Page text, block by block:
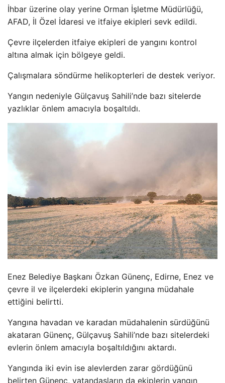
İhbar üzerine olay yerine Orman İşletme Müdürlüğü,
AFAD, İl Özel İdaresi ve itfaiye ekipleri sevk edildi.
Çevre ilçelerden itfaiye ekipleri de yangını kontrol
altına almak için bölgeye geldi.
Çalışmalara söndürme helikopterleri de destek veriyor.
Yangın nedeniyle Gülçavuş Sahili’nde bazı sitelerde
yazlıklar önlem amacıyla boşaltıldı.
Enez Belediye Başkanı Özkan Günenç, Edirne, Enez ve
çevre il ve ilçelerdeki ekiplerin yangına müdahale
ettiğini belirtti.
Yangına havadan ve karadan müdahalenin sürdüğünü
akataran Günenç, Gülçavuş Sahili’nde bazı sitelerdeki
evlerin önlem amacıyla boşaltıldığını aktardı.
Yangında iki evin ise alevlerden zarar gördüğünü
belirten Günenç, vatandaşların da ekiplerin yangın